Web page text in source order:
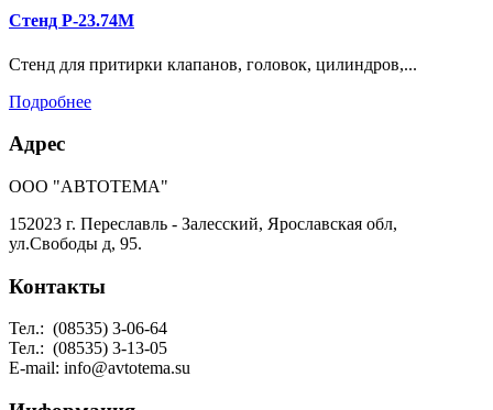
Стенд Р-23.74М
Стенд для притирки клапанов, головок, цилиндров,...
Подробнее
Адрес
ООО "АВТОТЕМА"
152023 г. Переславль - Залесский, Ярославская обл,
ул.Свободы д, 95.
Контакты
Тел.: (08535) 3-06-64
Тел.: (08535) 3-13-05
E-mail: info@avtotema.su